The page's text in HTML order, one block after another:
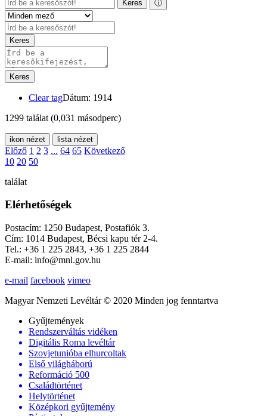
Keres ⓘ
Keres
Keres
Clear tagDátum: 1914
1299 találat (0,031 másodperc)
ikon nézet lista nézet
Előző 1 2 3 ... 64 65 Következő
10 20 50
találat
Elérhetőségek
Postacím: 1250 Budapest, Postafiók 3.
Cím: 1014 Budapest, Bécsi kapu tér 2-4.
Tel.: +36 1 225 2843, +36 1 225 2844
E-mail: info@mnl.gov.hu
e-mail facebook vimeo
Magyar Nemzeti Levéltár © 2020 Minden jog fenntartva
Gyűjtemények
Rendszerváltás vidéken
Digitális Roma levéltár
Szovjetunióba elhurcoltak
Első világháború
Reformáció 500
Családtörténet
Helytörténet
Középkori gyűjtemény